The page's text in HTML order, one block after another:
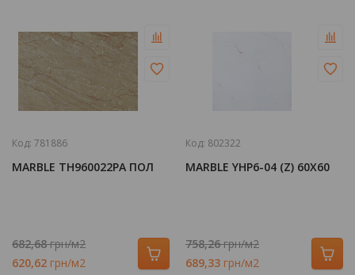
Код: 781886
MARBLE TH960022PA ПОЛ
682,68грн/м2
620,62 грн/м2
Код: 802322
MARBLE YHP6-04 (Z) 60Х60
758,26грн/м2
689,33 грн/м2